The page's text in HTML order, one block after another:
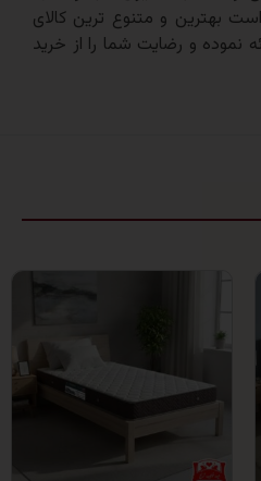
و متنوع ترین کالای
رضایت شما را از خرید